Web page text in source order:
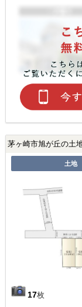
茅ヶ崎市旭が丘の土
土地
17枚